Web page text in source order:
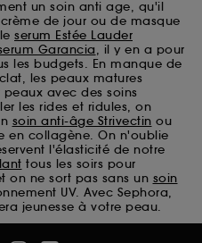
un soin anti age, qu'il
de jour ou de masque
serum Estée Lauder
Garancia, il y en a pour
les budgets. En manque de
les peaux matures
avec des soins
les rides et ridules, on
soin anti-âge Strivectin ou
en collagène. On n'oublie
l'élasticité de notre
tous les soirs pour
on ne sort pas sans un soin
UV. Avec Sephora,
jeunesse à votre peau.